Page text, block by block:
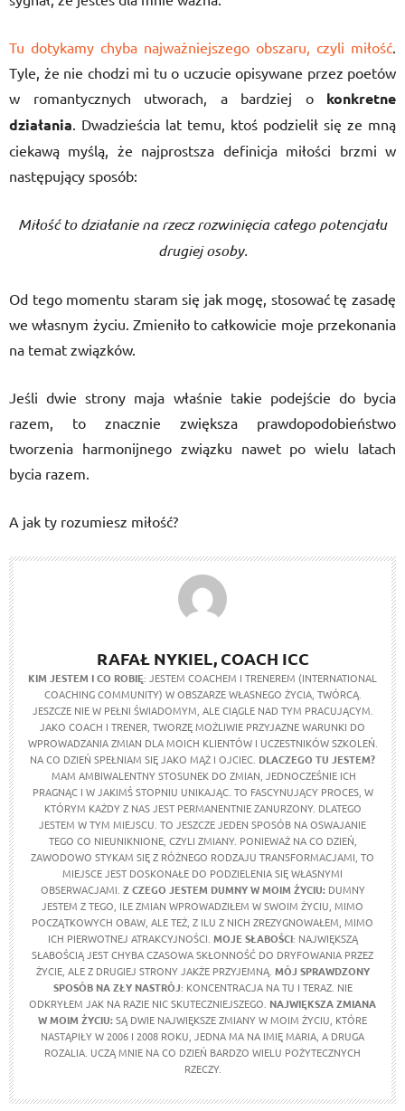
Tu dotykamy chyba najważniejszego obszaru, czyli miłość.
Tyle, że nie chodzi mi tu o uczucie opisywane przez poetów
w romantycznych utworach, a bardziej o konkretne
działania. Dwadzieścia lat temu, ktoś podzielił się ze mną
ciekawą myślą, że najprostsza definicja miłości brzmi w
następujący sposób:
Miłość to działanie na rzecz rozwinięcia całego potencjału
drugiej osoby.
Od tego momentu staram się jak mogę, stosować tę zasadę
we własnym życiu. Zmieniło to całkowicie moje przekonania
na temat związków.
Jeśli dwie strony maja właśnie takie podejście do bycia
razem, to znacznie zwiększa prawdopodobieństwo
tworzenia harmonijnego związku nawet po wielu latach
bycia razem.
A jak ty rozumiesz miłość?
RAFAŁ NYKIEL, COACH ICC
KIM JESTEM I CO ROBIĘ: JESTEM COACHEM I TRENEREM (INTERNATIONAL
COACHING COMMUNITY) W OBSZARZE WŁASNEGO ŻYCIA, TWÓRCĄ.
JESZCZE NIE W PEŁNI ŚWIADOMYM, ALE CIĄGLE NAD TYM PRACUJĄCYM.
JAKO COACH I TRENER, TWORZĘ MOŻLIWIE PRZYJAZNE WARUNKI DO
WPROWADZANIA ZMIAN DLA MOICH KLIENTÓW I UCZESTNIKÓW SZKOLEŃ.
NA CO DZIEŃ SPEŁNIAM SIĘ JAKO MĄŻ I OJCIEC. DLACZEGO TU JESTEM?
MAM AMBIWALENTNY STOSUNEK DO ZMIAN, JEDNOCZEŚNIE ICH
PRAGNĄC I W JAKIMŚ STOPNIU UNIKAJĄC. TO FASCYNUJĄCY PROCES, W
KTÓRYM KAŻDY Z NAS JEST PERMANENTNIE ZANURZONY. DLATEGO
JESTEM W TYM MIEJSCU. TO JESZCZE JEDEN SPOSÓB NA OSWAJANIE
TEGO CO NIEUNIKNIONE, CZYLI ZMIANY. PONIEWAŻ NA CO DZIEŃ,
ZAWODOWO STYKAM SIĘ Z RÓŻNEGO RODZAJU TRANSFORMACJAMI, TO
MIEJSCE JEST DOSKONAŁE DO PODZIELENIA SIĘ WŁASNYMI
OBSERWACJAMI. Z CZEGO JESTEM DUMNY W MOIM ŻYCIU:DUMNY
JESTEM Z TEGO, ILE ZMIAN WPROWADZIŁEM W SWOIM ŻYCIU, MIMO
POCZĄTKOWYCH OBAW, ALE TEŻ, Z ILU Z NICH ZREZYGNOWAŁEM, MIMO
ICH PIERWOTNEJ ATRAKCYJNOŚCI. MOJE SŁABOŚCI: NAJWIĘKSZĄ
SŁABOŚCIĄ JEST CHYBA CZASOWA SKŁONNOŚĆ DO DRYFOWANIA PRZEZ
ŻYCIE, ALE Z DRUGIEJ STRONY JAKŻE PRZYJEMNĄ. MÓJ SPRAWDZONY
SPOSÓB NA ZŁY NASTRÓJ: KONCENTRACJA NA TU I TERAZ. NIE
ODKRYŁEM JAK NA RAZIE NIC SKUTECZNIEJSZEGO. NAJWIĘKSZA ZMIANA
W MOIM ŻYCIU:SĄ DWIE NAJWIĘKSZE ZMIANY W MOIM ŻYCIU, KTÓRE
NASTĄPIŁY W 2006 I 2008 ROKU, JEDNA MA NA IMIĘ MARIA, A DRUGA
ROZALIA. UCZĄ MNIE NA CO DZIEŃ BARDZO WIELU POŻYTECZNYCH
RZECZY.